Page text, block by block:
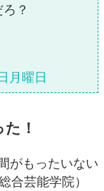
？
月曜日
！
がもったいない
合芸能学院）